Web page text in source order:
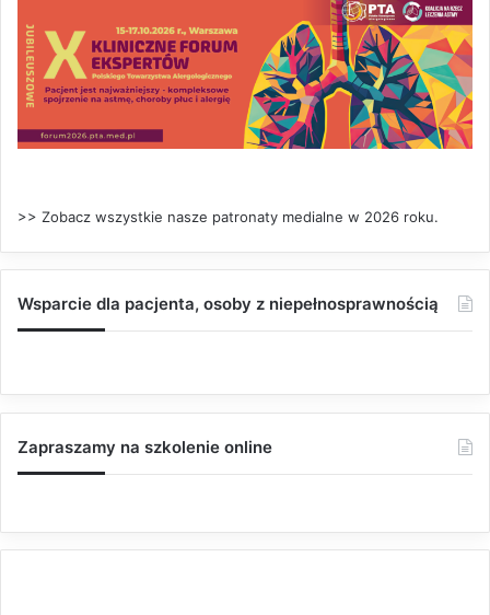
>> Zobacz wszystkie nasze patronaty medialne w 2026 roku.
Wsparcie dla pacjenta, osoby z niepełnosprawnością
Zapraszamy na szkolenie online